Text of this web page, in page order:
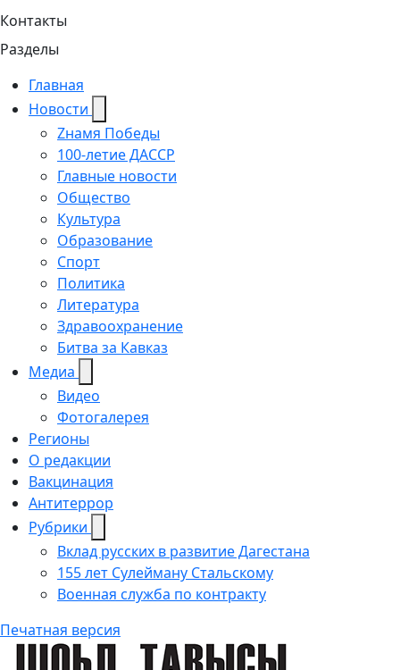
Контакты
Разделы
Главная
Новости
Zнамя Победы
100-летие ДАССР
Главные новости
Общество
Культура
Образование
Спорт
Политика
Литература
Здравоохранение
Битва за Кавказ
Медиа
Видео
Фотогалерея
Регионы
О редакции
Вакцинация
Антитеррор
Рубрики
Вклад русских в развитие Дагестана
155 лет Сулейману Стальскому
Военная служба по контракту
Печатная версия